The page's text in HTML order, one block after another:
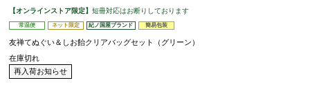
【オンラインストア限定】 短冊対応はお断りしております
常温便 ネット限定 紀ノ国屋ブランド 簡易包装
友禅てぬぐい＆しお飴クリアバッグセット（グリーン）
在庫切れ
再入荷お知らせ